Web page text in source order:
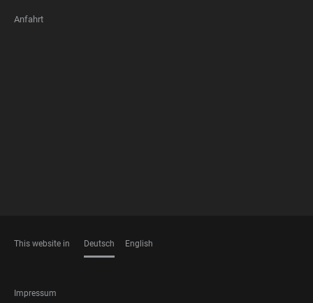
Anfahrt
This website in Deutsch English
FOOTER
Impressum